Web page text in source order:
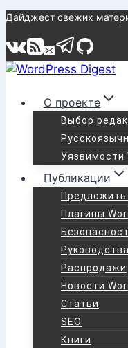
Перейти
содержимому
Дайджест свежих
О проекте
Выбор
Уязвимости
Публикации
Предложить
Плагины
Руководства
Распродажи
Новости
Статьи
SEO
Книги